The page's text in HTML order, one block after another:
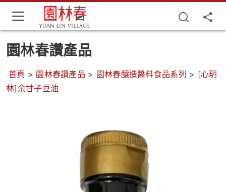
園林春讚產品
首頁 > 園林春讚產品 > 園林春釀造醬料食品系列 > [心玥
林]余甘子豆油